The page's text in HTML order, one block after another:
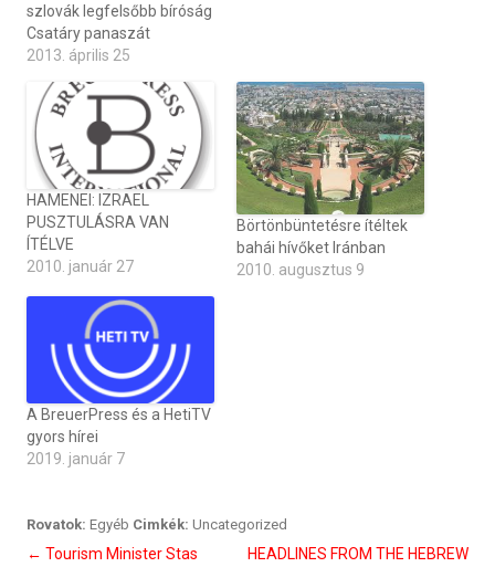
szlovák legfelsőbb bíróság
Csatáry panaszát
2013. április 25
HAMENEI: IZRAEL
PUSZTULÁSRA VAN
ÍTÉLVE
2010. január 27
Börtönbüntetésre ítéltek
bahái hívőket Iránban
2010. augusztus 9
A BreuerPress és a HetiTV
gyors hírei
2019. január 7
Rovatok: Egyéb Cimkék: Uncategorized
Bejegyzés
← Tourism Minister Stas HEADLINES FROM THE HEBREW